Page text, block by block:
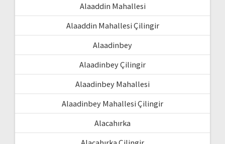
Alaaddin Mahallesi
Alaaddin Mahallesi Çilingir
Alaadinbey
Alaadinbey Çilingir
Alaadinbey Mahallesi
Alaadinbey Mahallesi Çilingir
Alacahırka